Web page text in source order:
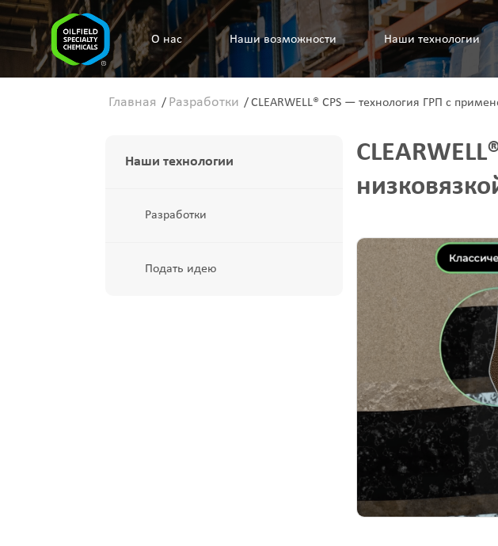
O нас Наши возможности Наши технологии
Главная / Разработки /CLEARWELL® CPS — технология ГРП с
Наши технологии
Разработки
Подать идею